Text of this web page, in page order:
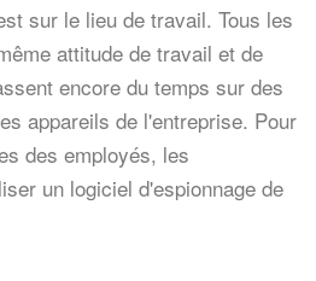
sur le lieu de travail. Tous les
attitude de travail et de
encore du temps sur des
appareils de l'entreprise. Pour
des employés, les
un logiciel d'espionnage de